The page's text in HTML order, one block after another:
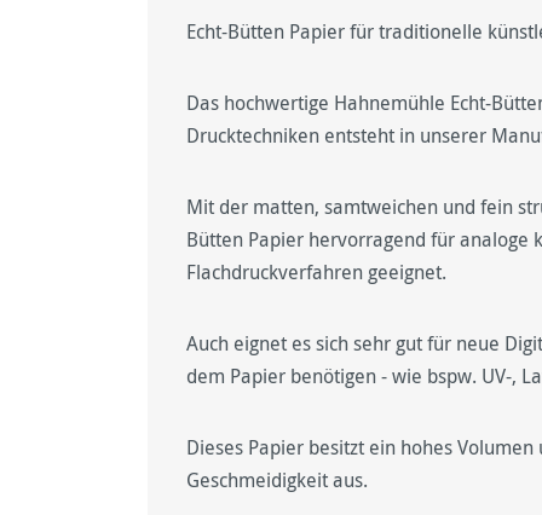
Echt-Bütten Papier für traditionelle
Das hochwertige Hahnemühle Echt-
Drucktechniken entsteht in unserer
Mit der matten, samtweichen und fein
Bütten Papier hervorragend für analoge
Flachdruckverfahren geeignet.
Auch eignet es sich sehr gut für neue
dem Papier benötigen - wie bspw. UV-,
Dieses Papier besitzt ein hohes
Geschmeidigkeit aus.